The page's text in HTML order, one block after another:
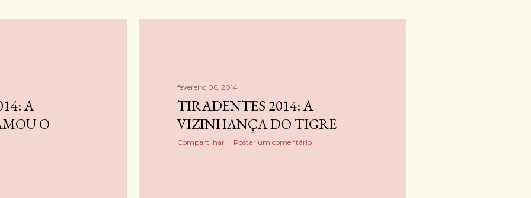
A
O
fevereiro 06, 2014
TIRADENTES 2014: A
VIZINHANÇA DO TIGRE
Compartilhar Postar um comentário